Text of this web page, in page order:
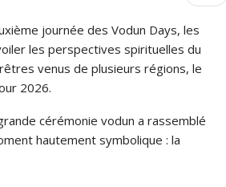
journée des Vodun Days, les
les perspectives spirituelles du
venus de plusieurs régions, le
2026.
cérémonie vodun a rassemblé
hautement symbolique : la